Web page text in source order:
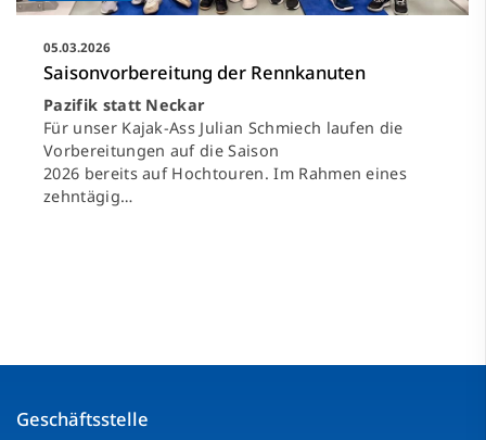
05.03.2026
Saisonvorbereitung der Rennkanuten
Pazifik statt Neckar
Für unser Kajak-Ass Julian Schmiech laufen die
Vorbereitungen auf die Saison
2026 bereits auf Hochtouren. Im Rahmen eines
zehntägig…
Geschäftsstelle